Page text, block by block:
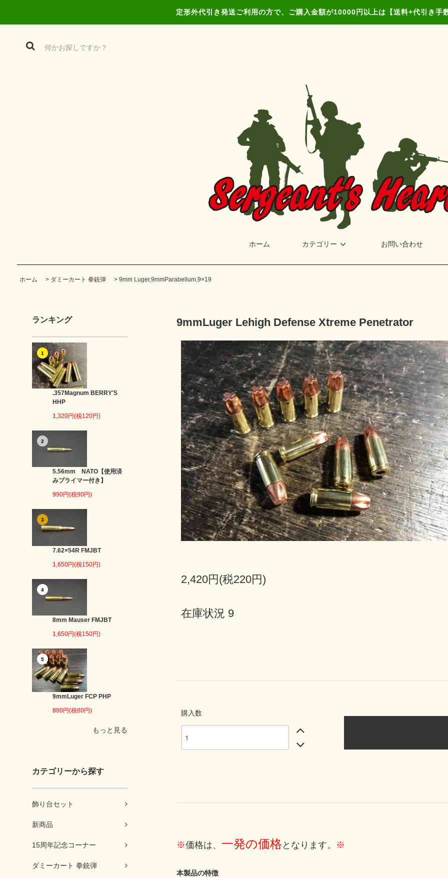
定形外代引き発送ご利用の方で、ご購入金額が10000円以上は【送料+代引き手
ホーム カテゴリー お問い合わせ
ホーム > ダミーカート 拳銃弾 > 9mm Luger,9mmParabellum,9×19
ランキング
1
.357Magnum BERRY'S
HHP
1,320円(税120円)
2
5.56mm NATO【使用済
みプライマー付き】
990円(税90円)
3
7.62×54R FMJBT
1,650円(税150円)
4
8mm Mauser FMJBT
1,650円(税150円)
5
9mmLuger FCP PHP
880円(税80円)
もっと見る
カテゴリーから探す
飾り台セット
新商品
15周年記念コーナー
ダミーカート 拳銃弾
9mmLuger Lehigh Defense Xtreme Penetrator
2,420円(税220円)
在庫状況 9
購入数
※価格は、 一発の価格 となります。 ※
本製品の特徴